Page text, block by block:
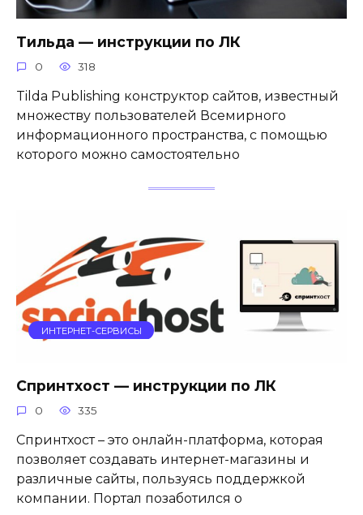
Тильда — инструкции по ЛК
0 318
Tilda Publishing конструктор сайтов, известный
множеству пользователей Всемирного
информационного пространства, с помощью
которого можно самостоятельно
ИНТЕРНЕТ-СЕРВИСЫ
Спринтхост — инструкции по ЛК
0 335
Спринтхост – это онлайн-платформа, которая
позволяет создавать интернет-магазины и
различные сайты, пользуясь поддержкой
компании. Портал позаботился о